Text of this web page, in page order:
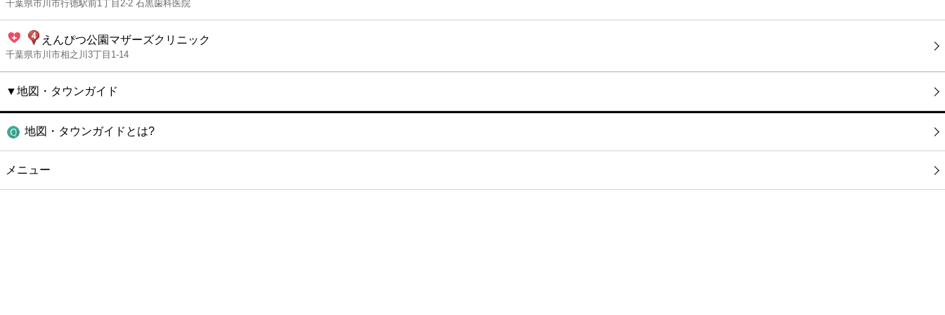
千葉県市川市行徳駅前1丁目2-2 石黒歯科医院
えんぴつ公園マザーズクリニック
千葉県市川市相之川3丁目1-14
▼地図・タウンガイド
地図・タウンガイドとは?
メニュー